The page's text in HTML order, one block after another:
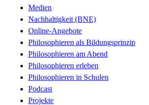
Medien
Nachhaltigkeit (BNE)
Online-Angebote
Philosophieren als Bildungsprinzip
Philosophieren am Abend
Philosophieren erleben
Philosophieren in Schulen
Podcast
Projekte